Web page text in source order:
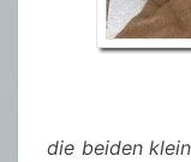
die beiden